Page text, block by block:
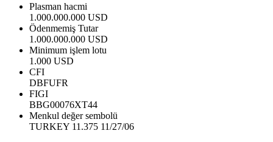
Plasman hacmi
1.000.000.000 USD
Ödenmemiş Tutar
1.000.000.000 USD
Minimum işlem lotu
1.000 USD
CFI
DBFUFR
FIGI
BBG00076XT44
Menkul değer sembolü
TURKEY 11.375 11/27/06